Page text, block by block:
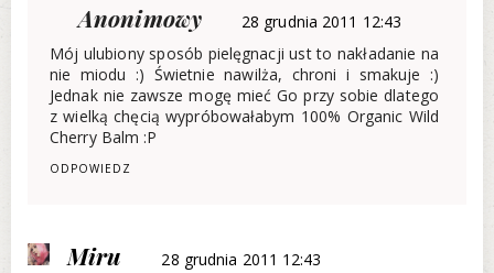
Anonimowy
28 grudnia 2011 12:43
Mój ulubiony sposób pielęgnacji ust to nakładanie na
nie miodu :) Świetnie nawilża, chroni i smakuje :)
Jednak nie zawsze mogę mieć Go przy sobie dlatego
z wielką chęcią wypróbowałabym 100% Organic Wild
Cherry Balm :P
ODPOWIEDZ
Miru
28 grudnia 2011 12:43